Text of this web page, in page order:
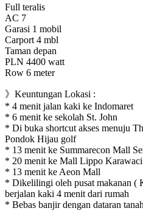
Full teralis
AC 7
Garasi 1 mobil
Carport 4 mbl
Taman depan
PLN 4400 watt
Row 6 meter
》Keuntungan Lokasi :
* 4 menit jalan kaki ke Indomaret
* 6 menit ke sekolah St. John
* Di buka shortcut akses menuju
Pondok Hijau golf
* 13 menit ke Summarecon Mall
* 20 menit ke Mall Lippo Karawaci
* 13 menit ke Aeon Mall
* Dikelilingi oleh pusat makanan (
berjalan kaki 4 menit dari rumah
* Bebas banjir dengan dataran